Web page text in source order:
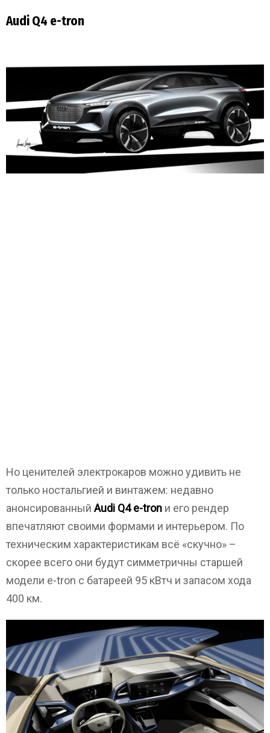
Audi Q4 e-tron
Но ценителей электрокаров можно удивить не
только ностальгией и винтажем: недавно
анонсированный Audi Q4 e-tron и его рендер
впечатляют своими формами и интерьером. По
техническим характеристикам всё «скучно» –
скорее всего они будут симметричны старшей
модели e-tron с батареей 95 кВтч и запасом хода
400 км.